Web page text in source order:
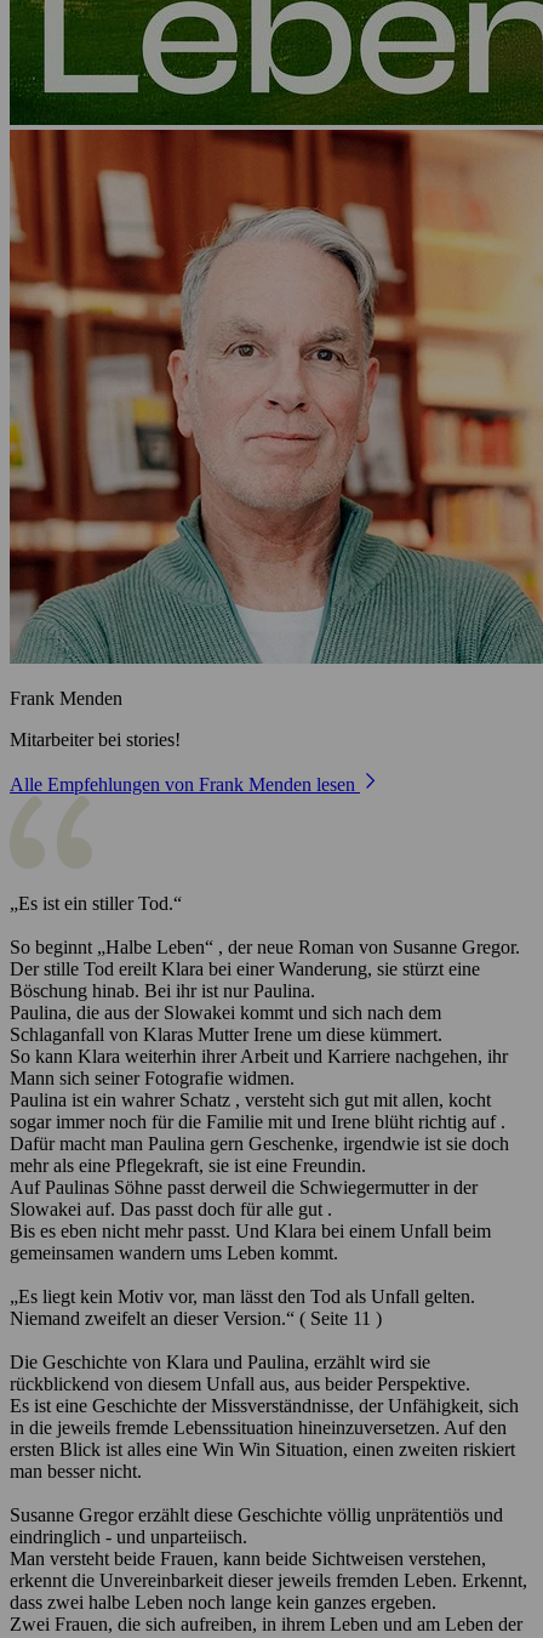
Frank Menden
Mitarbeiter bei stories!
Alle Empfehlungen von Frank Menden lesen
„Es ist ein stiller Tod.“
So beginnt „Halbe Leben“ , der neue Roman von Susanne Gregor.
Der stille Tod ereilt Klara bei einer Wanderung, sie stürzt eine
Böschung hinab. Bei ihr ist nur Paulina.
Paulina, die aus der Slowakei kommt und sich nach dem
Schlaganfall von Klaras Mutter Irene um diese kümmert.
So kann Klara weiterhin ihrer Arbeit und Karriere nachgehen, ihr
Mann sich seiner Fotografie widmen.
Paulina ist ein wahrer Schatz , versteht sich gut mit allen, kocht
sogar immer noch für die Familie mit und Irene blüht richtig auf .
Dafür macht man Paulina gern Geschenke, irgendwie ist sie doch
mehr als eine Pflegekraft, sie ist eine Freundin.
Auf Paulinas Söhne passt derweil die Schwiegermutter in der
Slowakei auf. Das passt doch für alle gut .
Bis es eben nicht mehr passt. Und Klara bei einem Unfall beim
gemeinsamen wandern ums Leben kommt.
„Es liegt kein Motiv vor, man lässt den Tod als Unfall gelten.
Niemand zweifelt an dieser Version.“ ( Seite 11 )
Die Geschichte von Klara und Paulina, erzählt wird sie
rückblickend von diesem Unfall aus, aus beider Perspektive.
Es ist eine Geschichte der Missverständnisse, der Unfähigkeit, sich
in die jeweils fremde Lebenssituation hineinzuversetzen. Auf den
ersten Blick ist alles eine Win Win Situation, einen zweiten riskiert
man besser nicht.
Susanne Gregor erzählt diese Geschichte völlig unprätentiös und
eindringlich - und unparteiisch.
Man versteht beide Frauen, kann beide Sichtweisen verstehen,
erkennt die Unvereinbarkeit dieser jeweils fremden Leben. Erkennt,
dass zwei halbe Leben noch lange kein ganzes ergeben.
Zwei Frauen, die sich aufreiben, in ihrem Leben und am Leben der